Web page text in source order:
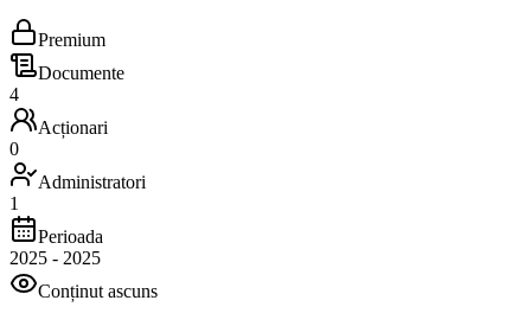
Premium
Documente
4
Acționari
0
Administratori
1
Perioada
2025 - 2025
Conținut ascuns